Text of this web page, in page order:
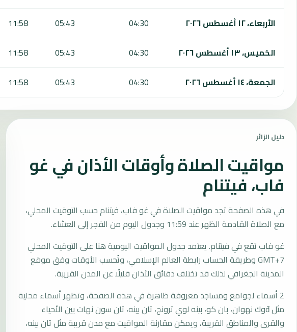
الأربعاء، ١٢ أغسطس ٢٠٢٦
04:30
05:43
11:58
الخميس، ١٣ أغسطس ٢٠٢٦
04:30
05:43
11:58
الجمعة، ١٤ أغسطس ٢٠٢٦
04:30
05:43
11:58
دليل الزائر
مواقيت الصلاة وأوقات الأذان في غو
فاب، فيتنام
في هذه الصفحة تجد مواقيت الصلاة في غو فاب، فيتنام حسب التوقيت المحلي،
مع الصلاة القادمة الظهر عند 11:59 وجدول اليوم من الفجر إلى العشاء.
غو فاب تقع في فيتنام. يعتمد جدول المواقيت اليومية هنا على التوقيت المحلي
GMT+7 وطريقة الحساب رابطة العالم الإسلامي، وتُحسب الأوقات وفق موقع
المدينة الجغرافي لذلك قد تختلف دقائق الأذان قليلًا عن المدن القريبة.
2 أسماء لجوامع ومساجد معروفة ظاهرة في هذه الصفحة، وتظهر أسماء محلية
مثل đوك نهوان، بان كو، بينه لوي ترونج، تان بينه، تان سون نهات بين الأحياء
والقرى والمناطق القريبة، ويمكن مقارنة المواقيت مع مدن قريبة مثل تان بينه،